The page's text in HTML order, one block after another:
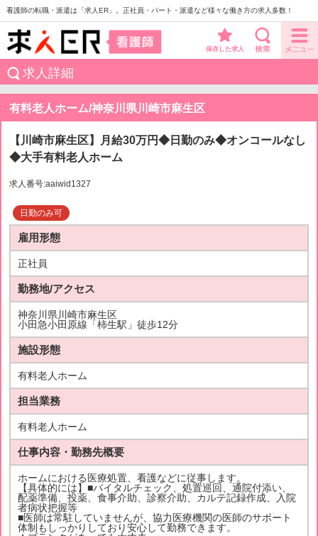
看護師の転職・派遣は「求人ER」。正社員・パート・派遣など様々な働き方の求人多数！
保存した求人
求人詳細
有料老人ホーム/神奈川県川崎市麻生区
【川崎市麻生区】月給30万円◆日勤のみ◆オンコールなし
◆大手有料老人ホーム
求人番号:aaiwid1327
日勤のみ可
雇用形態
正社員
勤務地/アクセス
神奈川県川崎市麻生区
小田急小田原線「柿生駅」徒歩12分
施設形態
有料老人ホーム
担当業務
有料老人ホーム
仕事内容・勤務先概要
ホームにおける医療処置、看護などに従事します。
【具体的には】■バイタルチェック、処置巡回、通院付添い、
配薬準備、投薬、食事介助、診察介助、カルテ記録作成、入院
者病状把握等
■医師は常駐していませんが、協力医療機関の医師のサポート
体制もしっかりしており安心して勤務できます。